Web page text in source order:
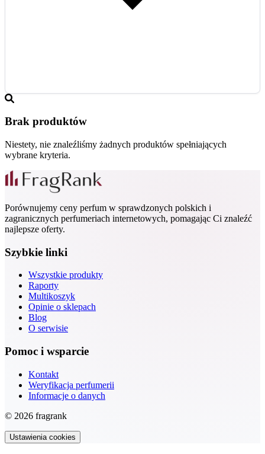
Brak produktów
Niestety, nie znaleźliśmy żadnych produktów spełniających
wybrane kryteria.
Porównujemy ceny perfum w sprawdzonych polskich i
zagranicznych perfumeriach internetowych, pomagając Ci znaleźć
najlepsze oferty.
Szybkie linki
Wszystkie produkty
Raporty
Multikoszyk
Opinie o sklepach
Blog
O serwisie
Pomoc i wsparcie
Kontakt
Weryfikacja perfumerii
Informacje o danych
© 2026 fragrank
Ustawienia cookies